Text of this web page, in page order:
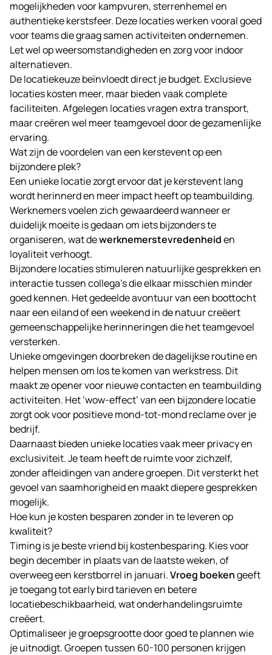
mogelijkheden voor kampvuren, sterrenhemel en
authentieke kerstsfeer. Deze locaties werken vooral goed
voor teams die graag samen activiteiten ondernemen.
Let wel op weersomstandigheden en zorg voor indoor
alternatieven.
De locatiekeuze beïnvloedt direct je budget. Exclusieve
locaties kosten meer, maar bieden vaak complete
faciliteiten. Afgelegen locaties vragen extra transport,
maar creëren wel meer teamgevoel door de gezamenlijke
ervaring.
Wat zijn de voordelen van een kerstevent op een
bijzondere plek?
Een unieke locatie zorgt ervoor dat je kerstevent lang
wordt herinnerd en meer impact heeft op teambuilding.
Werknemers voelen zich gewaardeerd wanneer er
duidelijk moeite is gedaan om iets bijzonders te
organiseren, wat dewerknemerstevredenheiden
loyaliteit verhoogt.
Bijzondere locaties stimuleren natuurlijke gesprekken en
interactie tussen collega’s die elkaar misschien minder
goed kennen. Het gedeelde avontuur van een boottocht
naar een eiland of een weekend in de natuur creëert
gemeenschappelijke herinneringen die het teamgevoel
versterken.
Unieke omgevingen doorbreken de dagelijkse routine en
helpen mensen om los te komen van werkstress. Dit
maakt ze opener voor nieuwe contacten en teambuilding
activiteiten. Het ‘wow-effect’ van een bijzondere locatie
zorgt ook voor positieve mond-tot-mond reclame over je
bedrijf.
Daarnaast bieden unieke locaties vaak meer privacy en
exclusiviteit. Je team heeft de ruimte voor zichzelf,
zonder afleidingen van andere groepen. Dit versterkt het
gevoel van saamhorigheid en maakt diepere gesprekken
mogelijk.
Hoe kun je kosten besparen zonder in te leveren op
kwaliteit?
Timing is je beste vriend bij kostenbesparing. Kies voor
begin december in plaats van de laatste weken, of
overweeg een kerstborrel in januari.Vroeg boekengeeft
je toegang tot early bird tarieven en betere
locatiebeschikbaarheid, wat onderhandelingsruimte
creëert.
Optimaliseer je groepsgrootte door goed te plannen wie
je uitnodigt. Groepen tussen 60-100 personen krijgen